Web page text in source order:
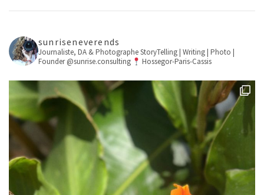
sunriseneverends
Journaliste, DA & PhotographeStoryTelling | Writing | Photo |
Founder @sunrise.consulting
Hossegor-Paris-Cassis